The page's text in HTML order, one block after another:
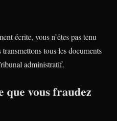
écrite, vous n’êtes pas tenu
transmettons tous les documents
administratif.
que vous fraudez